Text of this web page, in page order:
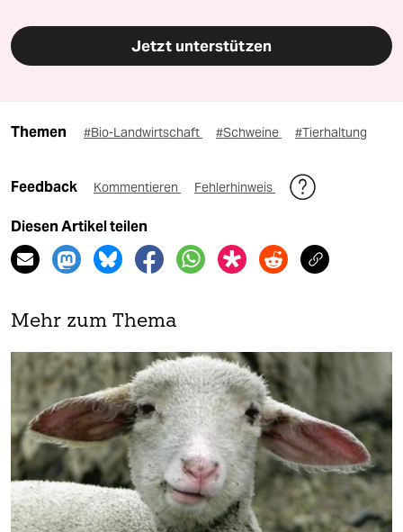
Jetzt unterstützen
Themen #Bio-Landwirtschaft #Schweine #Tierhaltung
Feedback Kommentieren Fehlerhinweis
Diesen Artikel teilen
Mehr zum Thema